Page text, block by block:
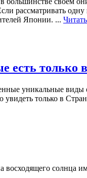
рассматривать
Японии. ...
есть только
уникальные
только в
солнца